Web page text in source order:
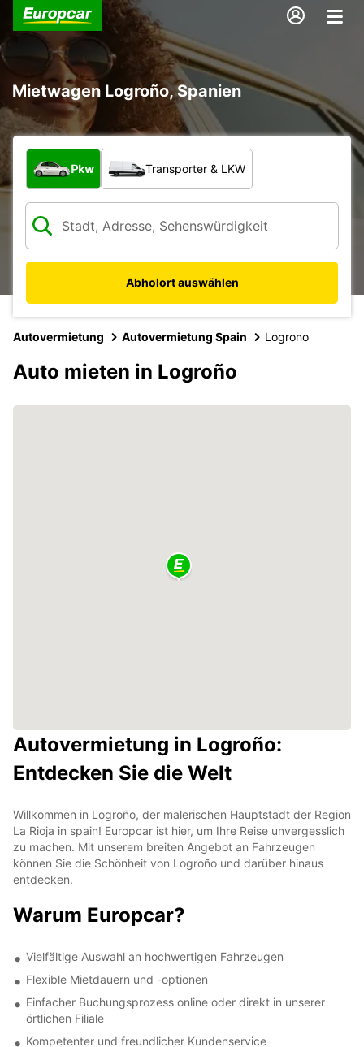
Mietwagen Logroño, Spanien
Welche Art von Fahrzeug?
Pkw Transporter & LKW
Abholort auswählen
Autovermietung Autovermietung Spain Logrono
Auto mieten in Logroño
Autovermietung in Logroño:
Entdecken Sie die Welt
Willkommen in Logroño, der malerischen Hauptstadt der Region
La Rioja in spain! Europcar ist hier, um Ihre Reise unvergesslich
zu machen. Mit unserem breiten Angebot an Fahrzeugen
können Sie die Schönheit von Logroño und darüber hinaus
entdecken.
Warum Europcar?
Vielfältige Auswahl an hochwertigen Fahrzeugen
Flexible Mietdauern und -optionen
Einfacher Buchungsprozess online oder direkt in unserer
örtlichen Filiale
Kompetenter und freundlicher Kundenservice